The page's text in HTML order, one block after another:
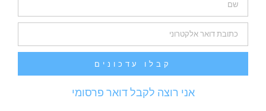
קבלו עדכונים
אני רוצה לקבל דואר פרסומי